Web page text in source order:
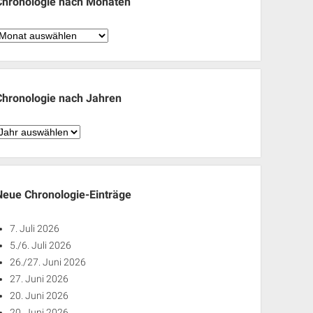
Chronologie
nach Jahren
Chronologie-Einträge
7. Juli 2026
5./6. Juli 2026
26./27. Juni 2026
27. Juni 2026
20. Juni 2026